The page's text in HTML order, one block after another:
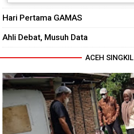
Hari Pertama GAMAS
Ahli Debat, Musuh Data
ACEH SINGKIL